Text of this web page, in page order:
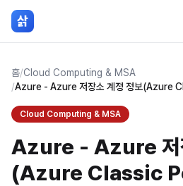
본문 바로가기
삵
홈/Cloud Computing & MSA
/
Cloud Computing & MSA
Azure - Azure 저
(Azure Classic